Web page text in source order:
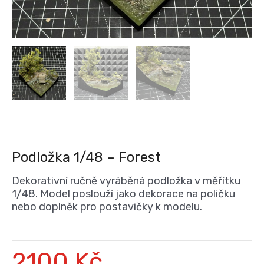
Podložka 1/48 – Forest
Dekorativní ručně vyráběná podložka v měřítku
1/48. Model poslouží jako dekorace na poličku
nebo doplněk pro postavičky k modelu.